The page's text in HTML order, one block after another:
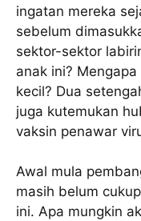
ingatan mereka
sebelum
sektor-sektor
anak ini?
kecil? Dua
juga kutemukan
vaksin penawar
Awal mula
masih belum
ini. Apa mungkin